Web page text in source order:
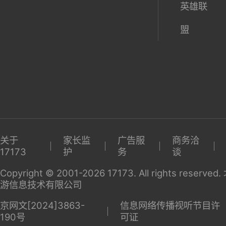
英雄联
盟
关于
17173
家长监
护
广告服
务
商务洽
谈
Copyright © 2001-2026 17173. All rights reserved.
游信息技术有限公司
京网文[2024]3863-
190号
信息网络传播视听节目许
可证